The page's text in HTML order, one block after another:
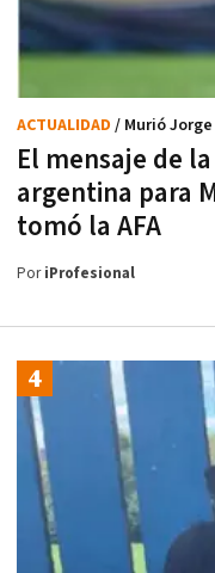
El mensaje de
argentina para
tomó la AFA
ACTUALIDAD / Murió Jorge
PoriProfesional